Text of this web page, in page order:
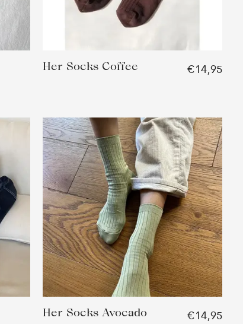
Her Socks Coffee €14,95
Her Socks Avocado €14,95